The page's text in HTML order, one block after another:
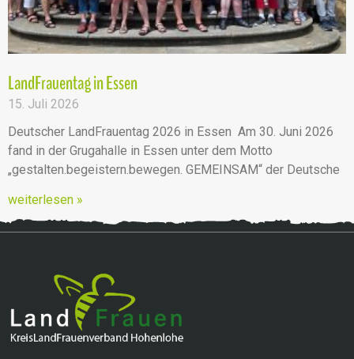
LandFrauentag in Essen
15. Juli 2026
Deutscher LandFrauentag 2026 in Essen Am 30. Juni 2026
fand in der Grugahalle in Essen unter dem Motto
„gestalten.begeistern.bewegen. GEMEINSAM“ der Deutsche
weiterlesen »